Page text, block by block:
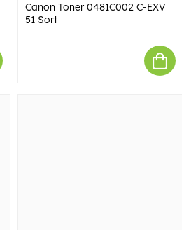
Canon Toner 0481C002 C-EXV
51 Sort